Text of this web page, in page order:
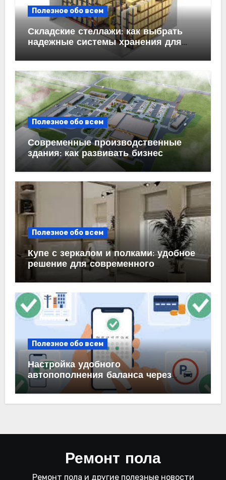
Полезное обо всем
Складские стеллажи: как выбрать
надежные системы хранения для
Полезное обо всем
Современные производственные
здания: как развивать бизнес
эффективно
Полезное обо всем
Купе с зеркалом и полками: удобное
решение для современного
Полезное обо всем
Настройка удобного
автопополнения баланса через
автоплатеж на карте и в банке
Ремонт пола
Ремонт пола и другие полезные новости